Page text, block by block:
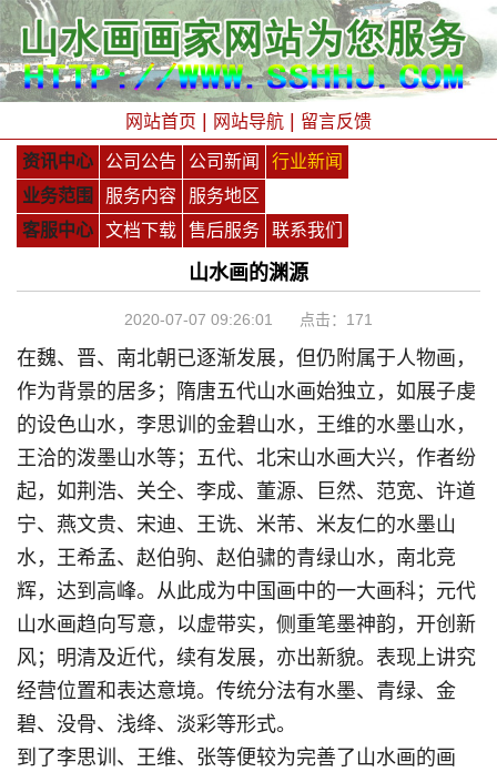
网站首页 网站导航 留言反馈
资讯中心 公司公告 公司新闻
行业新闻
业务范围
服务内容
服务地区
客服中心
文档下载 售后服务 联系我们
山水画的渊源
2020-07-07 09:26:01 点击： 171
在魏、晋、南北朝已逐渐发展，但仍附属于人物画，
作为背景的居多；隋唐五代山水画始独立，如展子虔
的设色山水，李思训的金碧山水，王维的水墨山水，
王洽的泼墨山水等；五代、北宋山水画大兴，作者纷
起，如荆浩、关仝、李成、董源、巨然、范宽、许道
宁、燕文贵、宋迪、王诜、米芾、米友仁的水墨山
水，王希孟、赵伯驹、赵伯骕的青绿山水，南北竞
辉，达到高峰。从此成为中国画中的一大画科；元代
山水画趋向写意，以虚带实，侧重笔墨神韵，开创新
风；明清及近代，续有发展，亦出新貌。表现上讲究
经营位置和表达意境。传统分法有水墨、青绿、金
碧、没骨、浅绛、淡彩等形式。
到了李思训、王维、张等便较为完善了山水画的画